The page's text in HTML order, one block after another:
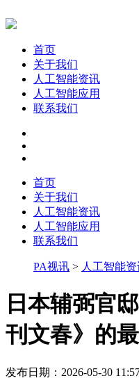
首页
关于我们
人工智能资讯
人工智能应用
联系我们
首页
关于我们
人工智能资讯
人工智能应用
联系我们
PA视讯 > 人工智能
日本辅弼官
刊文春》的
发布日期：2026-05-30